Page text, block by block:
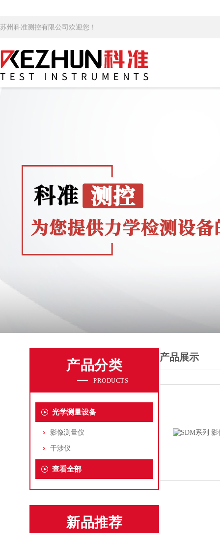
苏州科准测控有限公司欢迎您！
产品分类
PRODUCTS
光学测量设备
影像测量仪
干涉仪
查看全部
新品推荐
产品展示